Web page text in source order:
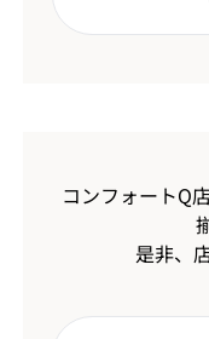
コンフォートQ
是非、